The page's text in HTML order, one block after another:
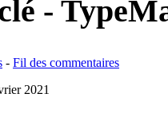
-
- Fil des commentaires
2021